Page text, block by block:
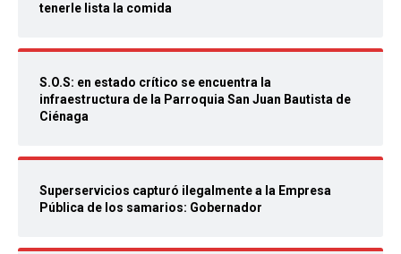
tenerle lista la comida
S.O.S: en estado crítico se encuentra la
infraestructura de la Parroquia San Juan Bautista de
Ciénaga
Superservicios capturó ilegalmente a la Empresa
Pública de los samarios: Gobernador